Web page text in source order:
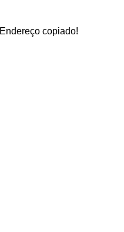
Endereço copiado!